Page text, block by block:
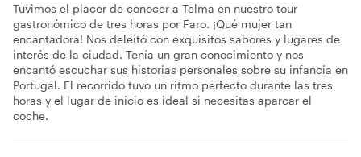
Tuvimos el placer de conocer a Telma en nuestro tour
gastronómico de tres horas por Faro. ¡Qué mujer tan
encantadora! Nos deleitó con exquisitos sabores y lugares de
interés de la ciudad. Tenía un gran conocimiento y nos
encantó escuchar sus historias personales sobre su infancia en
Portugal. El recorrido tuvo un ritmo perfecto durante las tres
horas y el lugar de inicio es ideal si necesitas aparcar el
coche.